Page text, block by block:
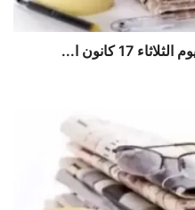
17 كانون ا...